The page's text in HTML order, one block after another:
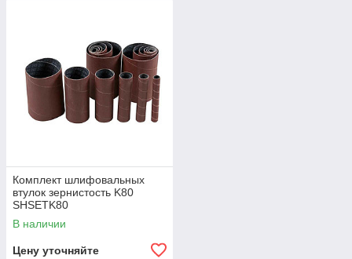
Комплект шлифовальных
втулок зернистость K80
SHSETK80
В наличии
Цену уточняйте